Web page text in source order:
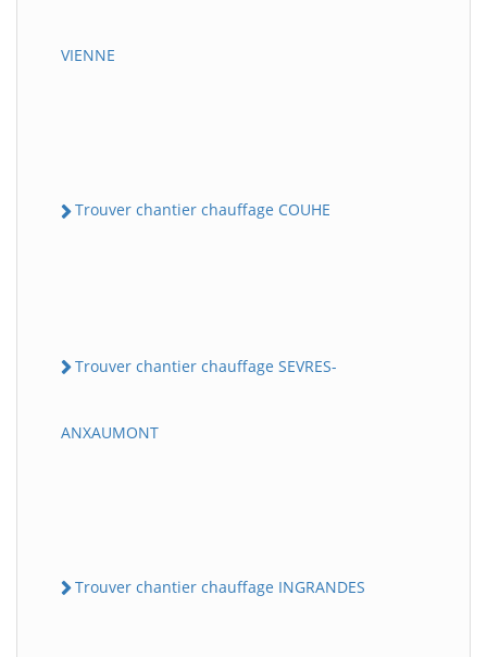
VIENNE
Trouver chantier chauffage COUHE
Trouver chantier chauffage SEVRES-
ANXAUMONT
Trouver chantier chauffage INGRANDES